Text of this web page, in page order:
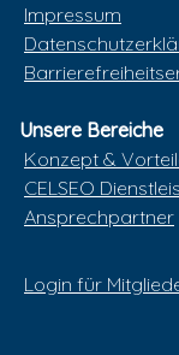
Impressum
Unsere Bereiche
Konzept &
CELSEO
Ansprechpartner
Login für